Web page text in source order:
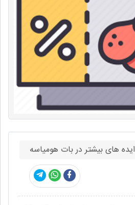
ایده های بیشتر در بات هومیاسه